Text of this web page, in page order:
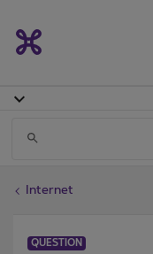
Internet
QUESTION